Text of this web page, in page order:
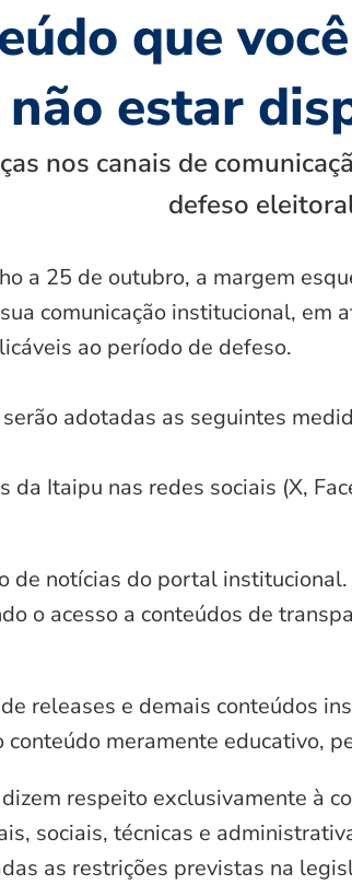
que
não estar
nos canais de
defeso
a 25 de outubro, a margem
comunicação institucional, em
ao período de defeso.
adotadas as seguintes
da Itaipu nas redes sociais (X,
de notícias do portal
o acesso a conteúdos de
releases e demais conteúdos
conteúdo meramente educativo,
respeito exclusivamente à
sociais, técnicas e
as restrições previstas na